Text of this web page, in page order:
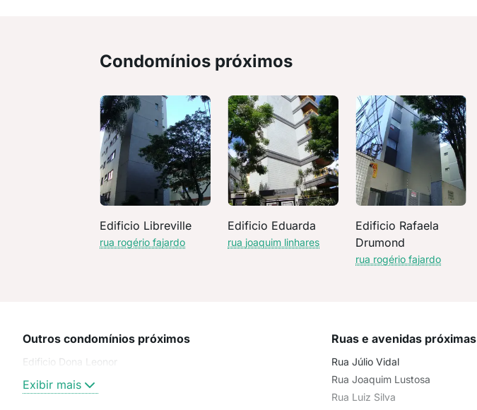
Condomínios próximos
Edificio Libreville
rua rogério fajardo
Edificio Eduarda
rua joaquim linhares
Edificio Rafaela
Drumond
rua rogério fajardo
Outros condomínios próximos
Edificio Dona Leonor
Exibir mais
Ruas e avenidas próximas
Rua Júlio Vidal
Rua Joaquim Lustosa
Rua Luiz Silva